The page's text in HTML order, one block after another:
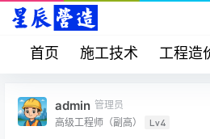
首页 施工技术 工程造
admin 管理员
高级工程师（副高）
Lv4